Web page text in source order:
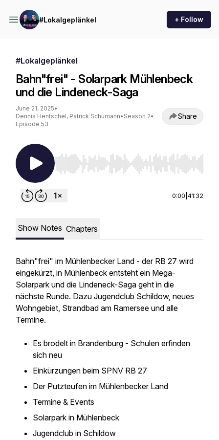
#Lokalgeplänkel + Follow
#Lokalgeplänkel
Bahn"frei" - Solarpark Mühlenbeck
und die Lindeneck-Saga
June 21, 2025•
Dennis Hentschel, Patrick Schumann• Season 2•
Episode 53
Share
Use Left/Right to seek, Home/End to jump to
0:00 41:32
Show Notes Chapters
Bahn"frei" im Mühlenbecker Land - der RB 27 wird
eingekürzt, in Mühlenbeck entsteht ein Mega-
Solarpark und die Lindeneck-Saga geht in die
nächste Runde. Dazu Jugendclub Schildow, neues
Wohngebiet, Strandbad am Ramersee und alle
Termine.
Es brodelt in Brandenburg - Schulen erfinden
sich neu
Einkürzungen beim SPNV RB 27
Der Putzteufen im Mühlenbecker Land
Termine & Events
Solarpark in Mühlenbeck
Jugendclub in Schildow